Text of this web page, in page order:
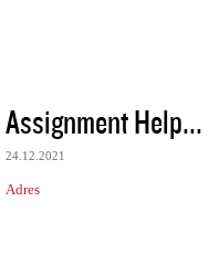
Assignment Help...
24.12.2021
Adres